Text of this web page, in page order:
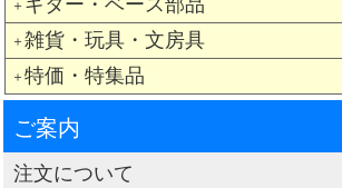
＋
＋ 雑貨・玩具・文房具
＋ 特価・特集品
ご案内
注文について